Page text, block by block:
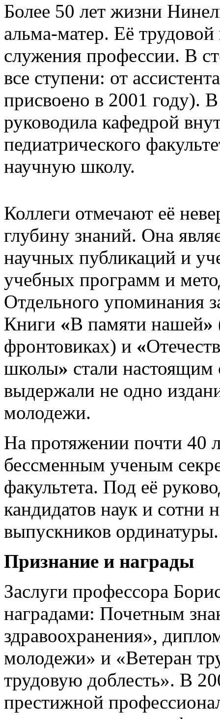
Более 50 лет жизни
альма-матер. Её
служения профессии. В
все ступени: от
присвоено в 2001 году).
руководила кафедрой
педиатрического
научную школу.
Коллеги отмечают её
глубину знаний. Она
научных публикаций и
учебных программ и
Отдельного упоминания
Книги «В памяти нашей»
фронтовиках) и «
школы» стали
выдержали не одно
молодежи.
На протяжении почти 40
бессменным ученым
факультета. Под её
кандидатов наук и сотни
выпускников ординатуры.
Признание и награды
Заслуги профессора
наградами: Почетным
здравоохранения»,
молодежи» и «Ветеран
трудовую доблесть». В
престижной